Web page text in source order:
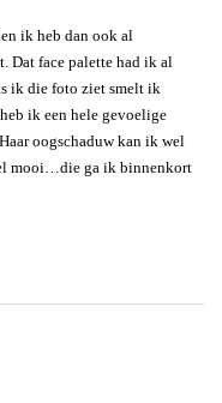
ik heb dan ook al
Dat face palette had ik al
ik die foto ziet smelt ik
ik een hele gevoelige
oogschaduw kan ik wel
mooi…die ga ik binnenkort